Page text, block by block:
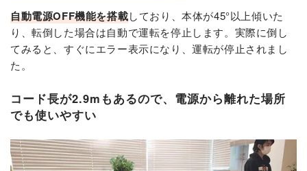
自動電源OFF機能を搭載しており、本体が45°以上傾いた
り、転倒した場合は自動で運転を停止します。実際に倒し
てみると、すぐにエラー表示になり、運転が停止されまし
た。
コード長が2.9mもあるので、電源から離れた場所
でも使いやすい